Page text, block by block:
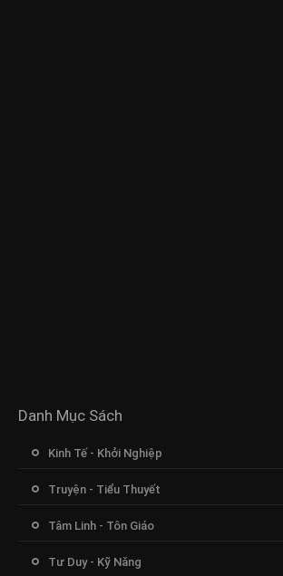
Danh Mục Sách
Kinh Tế - Khởi Nghiệp
Truyện - Tiểu Thuyết
Tâm Linh - Tôn Giáo
Tư Duy - Kỹ Năng